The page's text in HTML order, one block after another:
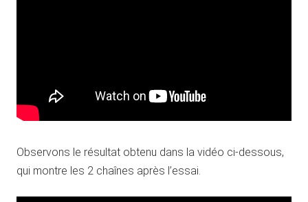
Observons le résultat obtenu dans la vidéo ci-dessous,
qui montre les 2 chaînes après l’essai.